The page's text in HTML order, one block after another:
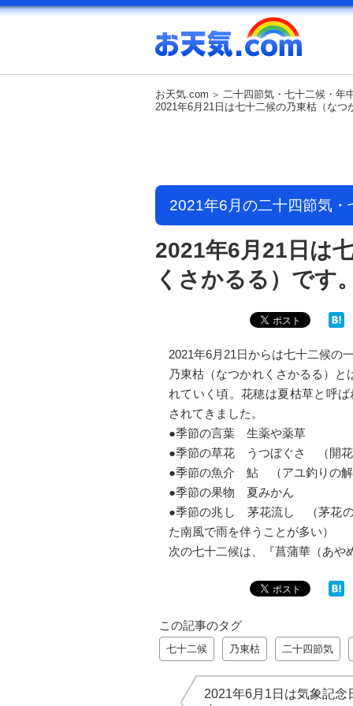
お天気.com
二十四節気・七十二候・年
2021年6月21日は七十二候の乃東枯（なつ
2021年6月の二十四節気
2021年6月21日は
くさかるる）です
2021年6月21日からは七十二候
乃東枯（なつかれくさかるる）
れていく頃。花穂は夏枯草と呼
されてきました。
●季節の言葉 生薬や薬草
●季節の草花 うつぼぐさ （開花
●季節の魚介 鮎 （アユ釣りの解
●季節の果物 夏みかん
●季節の兆し 茅花流し （茅花の
た南風で雨を伴うことが多い）
次の七十二候は、『菖蒲華（あや
この記事のタグ
七十二候 乃東枯 二十四節気
2021年6月1日は気象記念